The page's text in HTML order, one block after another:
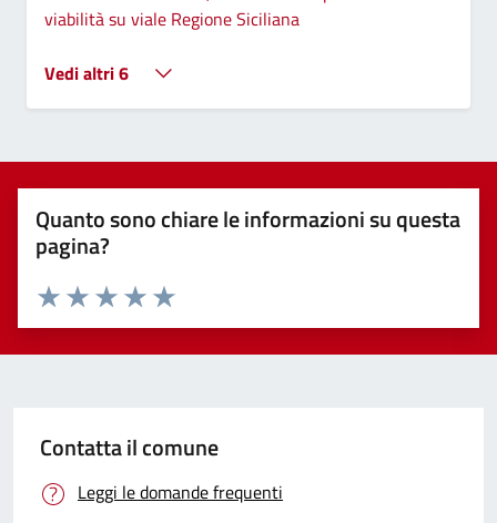
viabilità su viale Regione Siciliana
Vedi altri 6
Quanto sono chiare le informazioni su questa
pagina?
Valuta 5 stelle su 5
Valuta 4 stelle su 5
Valuta 3 stelle su 5
Valuta 2 stelle su 5
Valuta 1 stelle su 5
Contatta il comune
Leggi le domande frequenti